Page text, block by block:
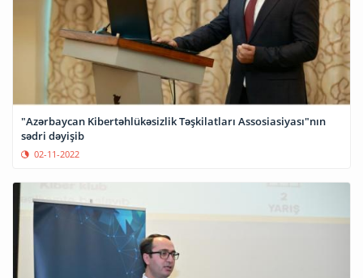
"Azərbaycan Kibertəhlükəsizlik Təşkilatları Assosiasiyası"nın
sədri dəyişib
02-11-2022